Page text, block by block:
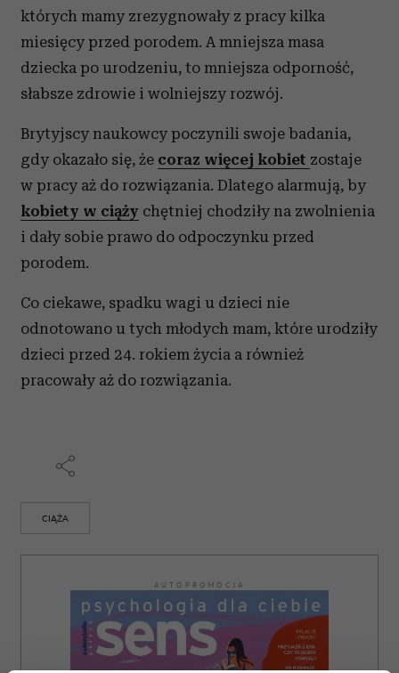
których mamy zrezygnowały z pracy kilka
miesięcy przed porodem. A mniejsza masa
dziecka po urodzeniu, to mniejsza odporność,
słabsze zdrowie i wolniejszy rozwój.
Brytyjscy naukowcy poczynili swoje badania,
gdy okazało się, że coraz więcej kobiet zostaje
w pracy aż do rozwiązania. Dlatego alarmują, by
kobiety w ciąży chętniej chodziły na zwolnienia
i dały sobie prawo do odpoczynku przed
porodem.
Co ciekawe, spadku wagi u dzieci nie
odnotowano u tych młodych mam, które urodziły
dzieci przed 24. rokiem życia a również
pracowały aż do rozwiązania.
CIĄŻA
AUTOPROMOCJA